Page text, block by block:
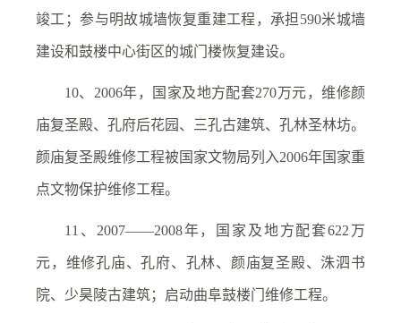
竣工；参与明故城墙恢复重建工程，承担590米城墙
建设和鼓楼中心街区的城门楼恢复建设。
10、2006年，国家及地方配套270万元，维修颜
庙复圣殿、孔府后花园、三孔古建筑、孔林圣林坊。
颜庙复圣殿维修工程被国家文物局列入2006年国家重
点文物保护维修工程。
11、2007——2008年，国家及地方配套622万
元，维修孔庙、孔府、孔林、颜庙复圣殿、洙泗书
院、少昊陵古建筑；启动曲阜鼓楼门维修工程。